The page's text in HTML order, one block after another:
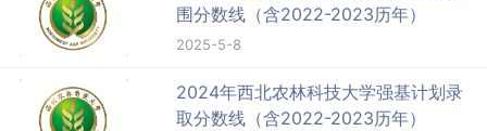
围分数线（含2022-2023历年）
2025-5-8
2024年西北农林科技大学强基计划录
取分数线（含2022-2023历年）